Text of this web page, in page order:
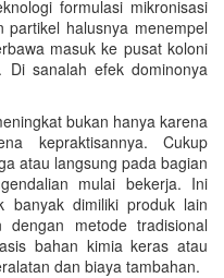
formulasi mikronisasi
partikel halusnya menempel
masuk ke pusat koloni
Di sanalah efek dominonya
bukan hanya karena
kepraktisannya. Cukup
atau langsung pada bagian
mulai bekerja. Ini
banyak dimiliki produk lain
dengan metode tradisional
bahan kimia keras atau
dan biaya tambahan.